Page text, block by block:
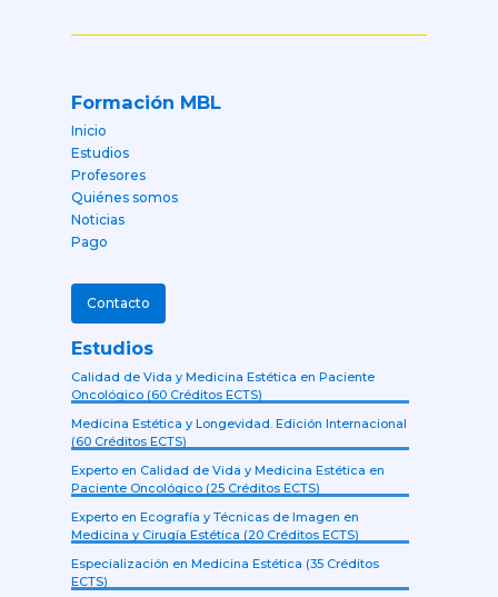
Formación MBL
Inicio
Estudios
Profesores
Quiénes somos
Noticias
Pago
Contacto
Estudios
Calidad de Vida y Medicina Estética en Paciente
Oncológico (60 Créditos ECTS)
Medicina Estética y Longevidad. Edición Internacional
(60 Créditos ECTS)
Experto en Calidad de Vida y Medicina Estética en
Paciente Oncológico (25 Créditos ECTS)
Experto en Ecografía y Técnicas de Imagen en
Medicina y Cirugía Estética (20 Créditos ECTS)
Especialización en Medicina Estética (35 Créditos
ECTS)